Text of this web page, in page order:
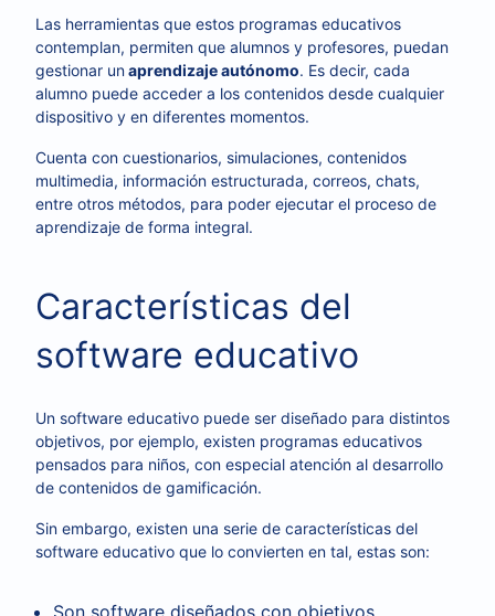
Las herramientas que estos programas educativos
contemplan, permiten que alumnos y profesores, puedan
gestionar unaprendizaje autónomo. Es decir, cada
alumno puede acceder a los contenidos desde cualquier
dispositivo y en diferentes momentos.
Cuenta con cuestionarios, simulaciones, contenidos
multimedia, información estructurada, correos, chats,
entre otros métodos, para poder ejecutar el proceso de
aprendizaje de forma integral.
Características del
software educativo
Un software educativo puede ser diseñado para distintos
objetivos, por ejemplo, existen programas educativos
pensados para niños, con especial atención al desarrollo
de contenidos de gamificación.
Sin embargo, existen una serie de características del
software educativo que lo convierten en tal, estas son:
Son software diseñados con objetivos